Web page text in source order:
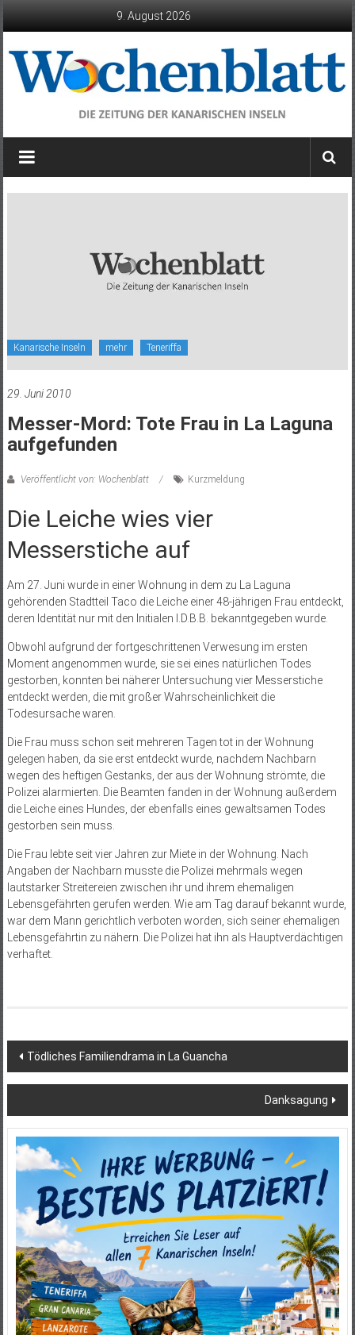
9. August 2026
Wochenblatt
die
Kanarische Inseln mehr Teneriffa
29. Juni 2010
Messer-Mord: Tote Frau in La Laguna
aufgefunden
Veröffentlicht von: Wochenblatt Kurzmeldung
Die Leiche wies vier
Messerstiche auf
Am 27. Juni wurde in einer Wohnung in dem zu La Laguna
gehörenden Stadtteil Taco die Leiche einer 48-jährigen Frau entdeckt,
deren Identität nur mit den Initialen I.D.B.B. bekanntgegeben wurde.
Obwohl aufgrund der fortgeschrittenen Verwesung im ersten
Moment angenommen wurde, sie sei eines natürlichen Todes
gestorben, konnten bei näherer Untersuchung vier Messerstiche
entdeckt werden, die mit großer Wahrscheinlichkeit die
Todesursache waren.
Die Frau muss schon seit mehreren Tagen tot in der Wohnung
gelegen haben, da sie erst entdeckt wurde, nachdem Nachbarn
wegen des heftigen Gestanks, der aus der Wohnung strömte, die
Polizei alarmierten. Die Beamten fanden in der Wohnung außerdem
die Leiche eines Hundes, der ebenfalls eines gewaltsamen Todes
gestorben sein muss.
Die Frau lebte seit vier Jahren zur Miete in der Wohnung. Nach
Angaben der Nachbarn musste die Polizei mehrmals wegen
lautstarker Streitereien zwischen ihr und ihrem ehemaligen
Lebensgefährten gerufen werden. Wie am Tag darauf bekannt wurde,
war dem Mann gerichtlich verboten worden, sich seiner ehemaligen
Lebensgefährtin zu nähern. Die Polizei hat ihn als Hauptverdächtigen
verhaftet.
Beitragsnavigation
Tödliches Familiendrama in La Guancha
Danksagung